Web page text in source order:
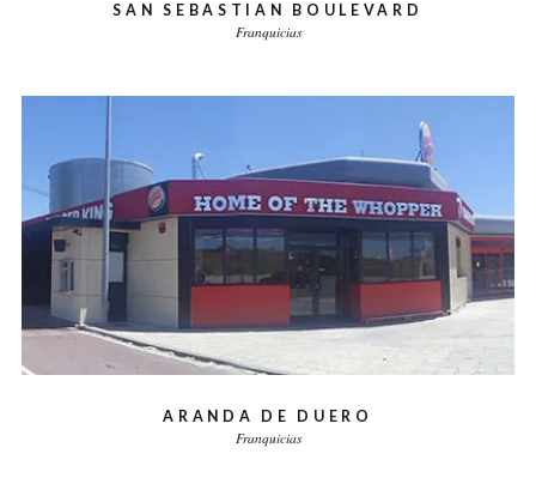
SAN SEBASTIAN BOULEVARD
Franquicias
ARANDA DE DUERO
Franquicias